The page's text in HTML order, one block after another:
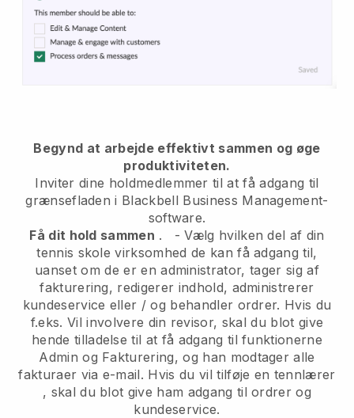
Begynd at arbejde effektivt sammen og øge
produktiviteten.
Inviter dine holdmedlemmer til at få adgang til
grænsefladen i Blackbell Business Management-
software.
Få dit hold sammen . -Vælg hvilken del af din
tennis skole virksomhed de kan få adgang til,
uanset om de er en administrator, tager sig af
fakturering, redigerer indhold, administrerer
kundeservice eller / og behandler ordrer. Hvis du
f.eks. Vil involvere din revisor, skal du blot give
hende tilladelse til at få adgang til funktionerne
Admin og Fakturering, og han modtager alle
fakturaer via e-mail. Hvis du vil tilføje en tennlærer
, skal du blot give ham adgang til ordrer og
kundeservice.